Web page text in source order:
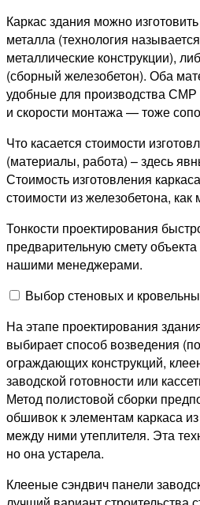
Каркас здания можно
металла (технология
металлические конструкции),
(сборный железобетон). Оба
удобные для производства СМР
и скорости монтажа — тоже
Что касается стоимости
(материалы, работа) – здесь
Стоимость изготовления
стоимости из железобетона,
Тонкости проектирования
предварительную смету
нашими менеджерами.
Выбор стеновых и
На этапе проектирования
выбирает способ возведения
ограждающих конструкций,
заводской готовности или
Метод полистовой сборки
обшивок к элементам каркаса
между ними утеплителя. Эта
но она устарела.
Клееные сэндвич панели